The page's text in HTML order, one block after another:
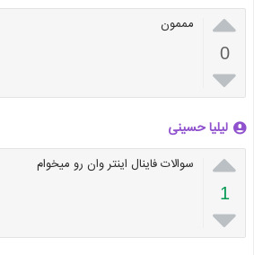

0

مممون
لیلیا حسینی

1

سوالات فاینال اینتر وان رو میخوام